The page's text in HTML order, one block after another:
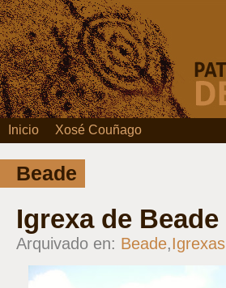
Inicio Xosé Couñago
Beade
Igrexa de Beade
Arquivado en: Beade,Igrexas